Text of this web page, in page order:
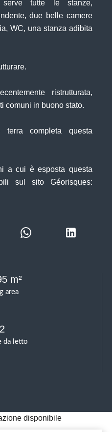
area
m²
da letto
2
tutte le stanze,
due belle camere
WC, una stanza adibita
ristrutturata,
comuni in buono stato.
completa questa
a cui è esposta questa
sul sito Géorisques:
disponibile